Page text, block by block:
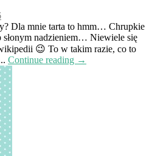
Dla mnie tarta to hmm… Chrupkie
słonym nadzieniem… Niewiele się
😉 To w takim razie, co to
Continue reading →